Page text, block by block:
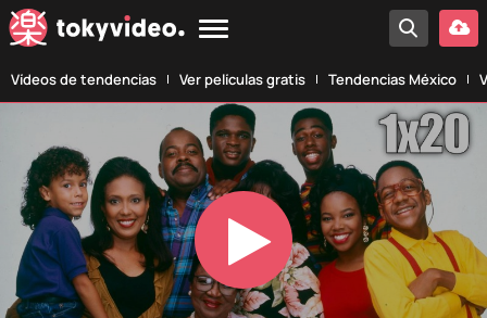
Vídeos de tendencias Ver películas gratis Tendencias México
Play